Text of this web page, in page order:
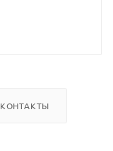
КОНТАКТЫ